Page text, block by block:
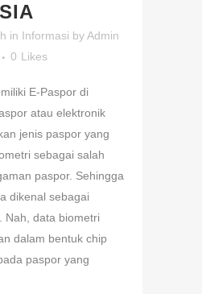
in Informasi byAdmin
0 Likes
E-Paspor di
atau elektronik
jenis paspor yang
sebagai salah
paspor. Sehingga
dikenal sebagai
Nah, data biometri
dalam bentuk chip
paspor yang